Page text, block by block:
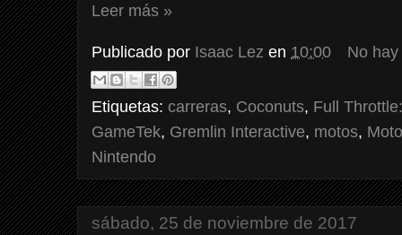
Leer más »
Publicado por Isaac Lez en 10:00 No
Etiquetas: carreras, Coconuts, Full
GameTek, Gremlin Interactive, motos,
Nintendo
sábado, 25 de noviembre de 2017